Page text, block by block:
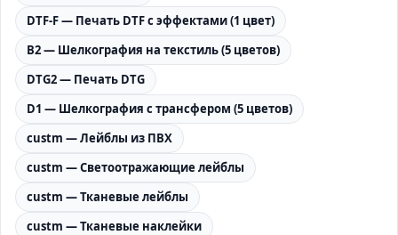
DTF-F — Печать DTF с эффектами (1 цвет)
B2 — Шелкография на текстиль (5 цветов)
DTG2 — Печать DTG
D1 — Шелкография с трансфером (5 цветов)
custm — Лейблы из ПВХ
custm — Светоотражающие лейблы
custm — Тканевые лейблы
custm — Тканевые наклейки